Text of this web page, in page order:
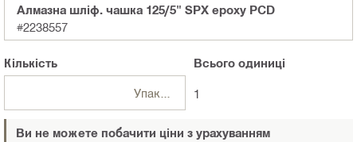
Алмазна шліф. чашка 125/5" SPX epoxy PCD
#2238557
Кількість
Упаковки
Всьогоодиниці
1
Ви не можете побачити ціни з урахуванням